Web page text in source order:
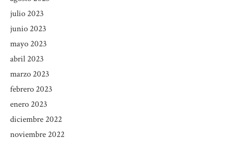
julio 2023
junio 2023
mayo 2023
abril 2023
marzo 2023
febrero 2023
enero 2023
diciembre 2022
noviembre 2022